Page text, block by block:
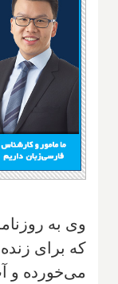
وی به
که برای
می‌خورده و